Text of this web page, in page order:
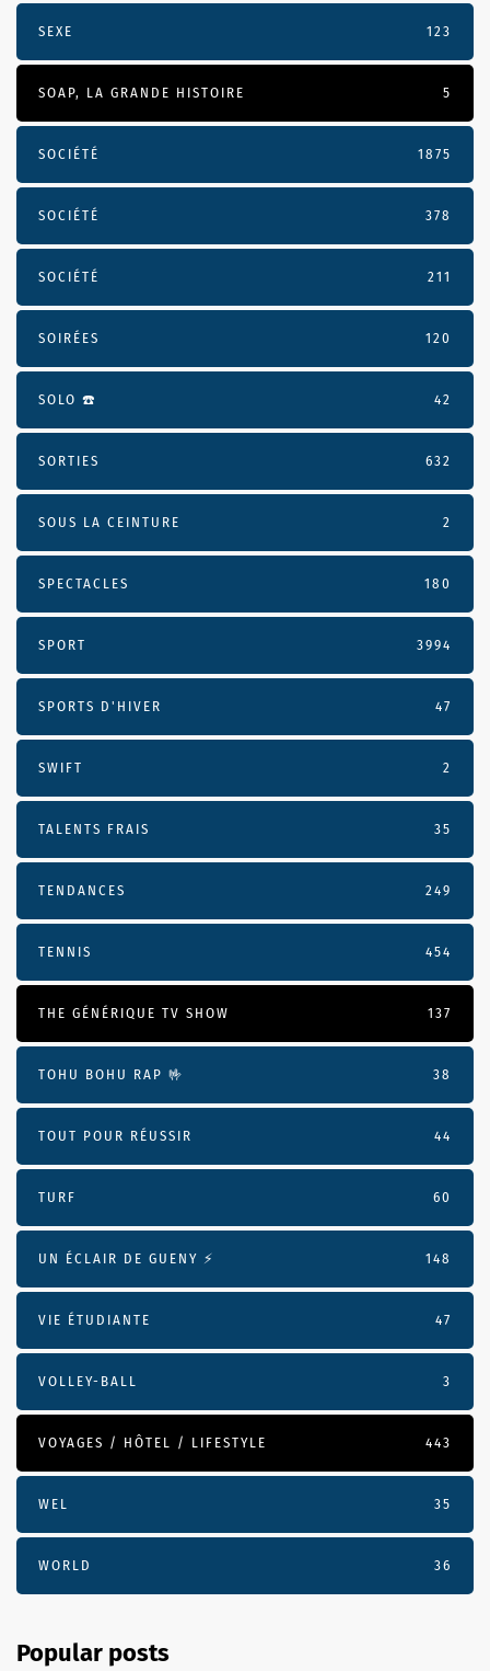
SEXE 123
SOAP, LA GRANDE HISTOIRE 5
SOCIÉTÉ 1875
SOCIÉTÉ 378
SOCIÉTÉ 211
SOIRÉES 120
SOLO ☎️ 42
SORTIES 632
SOUS LA CEINTURE 2
SPECTACLES 180
SPORT 3994
SPORTS D'HIVER 47
SWIFT 2
TALENTS FRAIS 35
TENDANCES 249
TENNIS 454
THE GÉNÉRIQUE TV SHOW 137
TOHU BOHU RAP 🤟 38
TOUT POUR RÉUSSIR 44
TURF 60
UN ÉCLAIR DE GUENY ⚡️ 148
VIE ÉTUDIANTE 47
VOLLEY-BALL 3
VOYAGES / HÔTEL / LIFESTYLE 443
WEL 35
WORLD 36
Popular posts